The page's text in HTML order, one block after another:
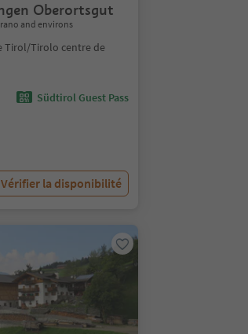
Oberortsgut
and environs
Tirol/Tirolo centre de
Südtirol Guest Pass
Vérifier la disponibilité